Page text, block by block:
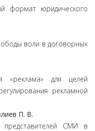
формат юридического
воли в договорных
«реклама» для целей
рекламной
П. В.
представителей СМИ в